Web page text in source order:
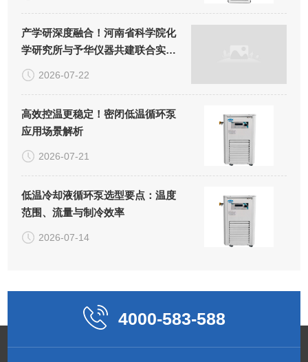
产学研深度融合！河南省科学院化
学研究所与予华仪器共建联合实验
室正式揭牌
2026-07-22
高效控温更稳定！密闭低温循环泵
应用场景解析
2026-07-21
低温冷却液循环泵选型要点：温度
范围、流量与制冷效率
2026-07-14
4000-583-588